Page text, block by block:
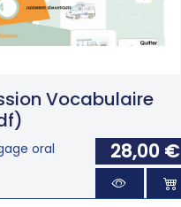
Vocabulaire
oral 28,00 €